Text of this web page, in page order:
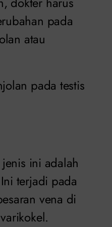
pada
atau
pada testis
ini adalah
terjadi pada
vena di